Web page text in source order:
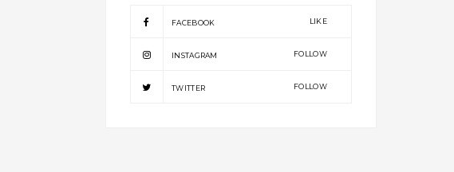
FACEBOOK LIKE
INSTAGRAM FOLLOW
TWITTER FOLLOW